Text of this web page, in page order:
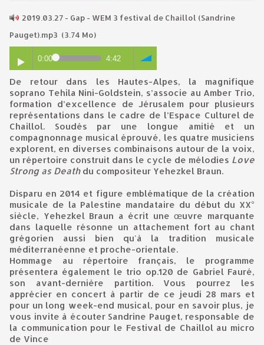
2019.03.27 - Gap - WEM 3 festival de Chaillol (Sandrine
Pauget).mp3 (3.74 Mo)
0:00 4:42
De retour dans les Hautes-Alpes, la magnifique
soprano Tehila Nini-Goldstein, s’associe au Amber Trio,
formation d’excellence de Jérusalem pour plusieurs
représentations dans le cadre de l’Espace Culturel de
Chaillol. Soudés par une longue amitié et un
compagnonnage musical éprouvé, les quatre musiciens
explorent, en diverses combinaisons autour de la voix,
un répertoire construit dans le cycle de mélodies Love
Strong as Deathdu compositeur Yehezkel Braun.
Disparu en 2014 et figure emblématique de la création
musicale de la Palestine mandataire du début du XX°
siècle, Yehezkel Braun a écrit une œuvre marquante
dans laquelle résonne un attachement fort au chant
grégorien aussi bien qu'à la tradition musicale
méditerranéenne et proche-orientale.
Hommage au répertoire français, le programme
présentera également le trio op.120 de Gabriel Fauré,
son avant-dernière partition. Vous pourrez les
apprécier en concert à partir de ce jeudi 28 mars et
pour un long week-end musical, pour en savoir plus, je
vous invite à écouter Sandrine Pauget, responsable de
la communication pour le Festival de Chaillol au micro
de Vince